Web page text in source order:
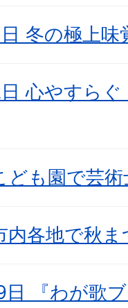
冬の極上
心やすら
ども園で芸
内各地で秋
『わが歌